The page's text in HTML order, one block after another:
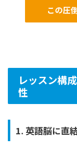
この圧
レッスン構
性
1. 英語脳に直